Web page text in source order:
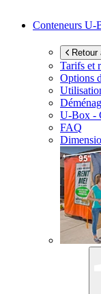
Conteneurs U-
Retour
Tarifs et
Options
U-Box -
FAQ